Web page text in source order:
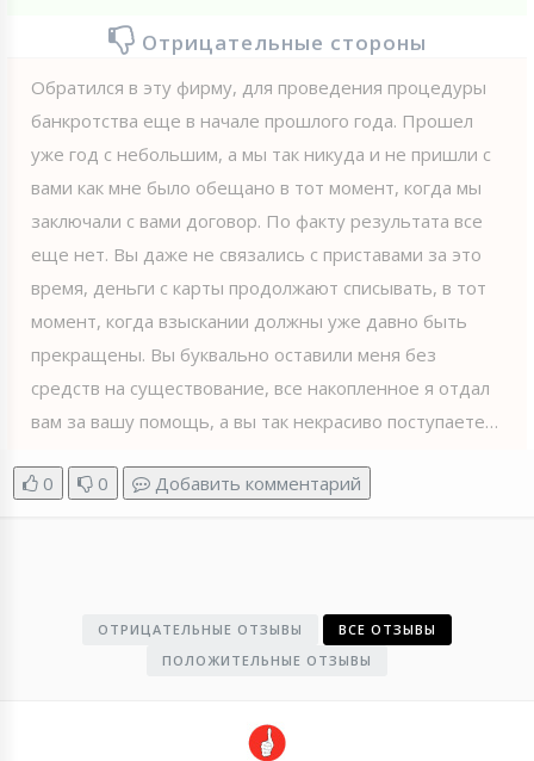
Отрицательные стороны
Обратился в эту фирму, для проведения процедуры
банкротства еще в начале прошлого года. Прошел
уже год с небольшим, а мы так никуда и не пришли с
вами как мне было обещано в тот момент, когда мы
заключали с вами договор. По факту результата все
еще нет. Вы даже не связались с приставами за это
время, деньги с карты продолжают списывать, в тот
момент, когда взыскании должны уже давно быть
прекращены. Вы буквально оставили меня без
средств на существование, все накопленное я отдал
вам за вашу помощь, а вы так некрасиво поступаете…
0 0 Добавить комментарий
ОТРИЦАТЕЛЬНЫЕ ОТЗЫВЫ
ВСЕ ОТЗЫВЫ
ПОЛОЖИТЕЛЬНЫЕ ОТЗЫВЫ